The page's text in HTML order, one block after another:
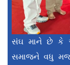
સંઘ માને છે કે
સમાજને વધુ